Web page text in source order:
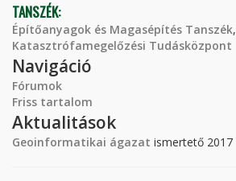
TANSZÉK:
Építőanyagok és Magasépítés Tanszék,
Katasztrófamegelőzési Tudásközpont
Navigáció
Fórumok
Friss tartalom
Aktualitások
Geoinformatikai ágazat ismertető 2017